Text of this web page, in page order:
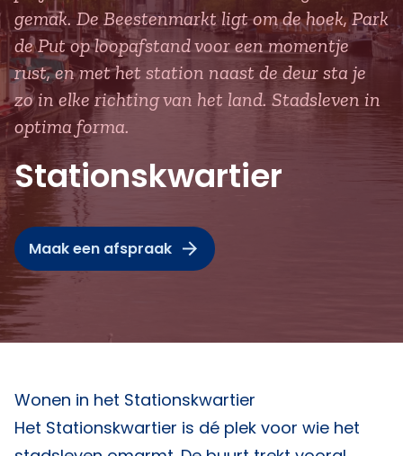
gemak. De Beestenmarkt ligt om de hoek, Park
de Put op loopafstand voor een momentje
rust, en met het station naast de deur sta je
zo in elke richting van het land. Stadsleven in
optima forma.
Stationskwartier
Maak een afspraak
Wonen in het Stationskwartier
Het Stationskwartier is dé plek voor wie het